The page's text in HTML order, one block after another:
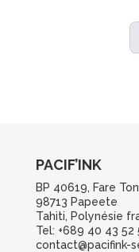
PACIF’INK
BP 40619, Fare
98713 Papeete
Tahiti, Polynésie
Tel: +689 40 43 52
contact@pacifink-